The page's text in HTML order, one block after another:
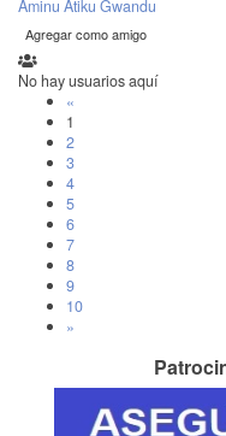
Aminu Atiku Gwandu
Agregar como amigo
No hay usuarios aquí
«
1
2
3
4
5
6
7
8
9
10
»